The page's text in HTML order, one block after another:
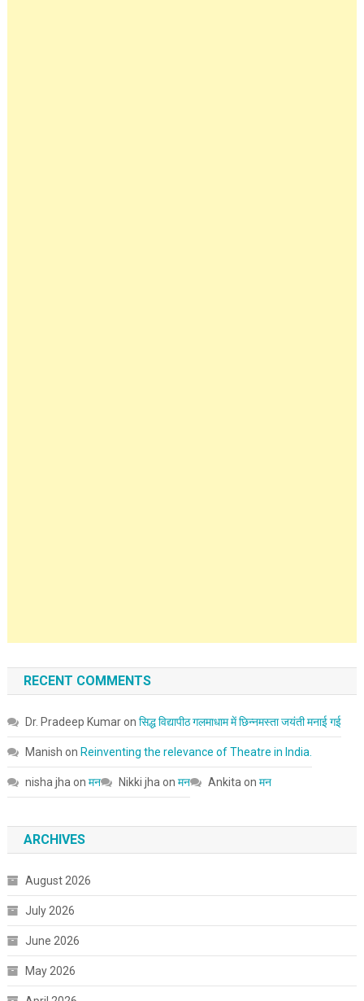
RECENT COMMENTS
Dr. Pradeep Kumaron सिद्ध विद्यापीठ गलमाधाम में छिन्नमस्ता जयंती मनाई गई
Manish on Reinventing the relevance of Theatre in India.
nisha jhaon मन Nikki jhaon मन Ankitaon मन
ARCHIVES
August 2026
July 2026
June 2026
May 2026